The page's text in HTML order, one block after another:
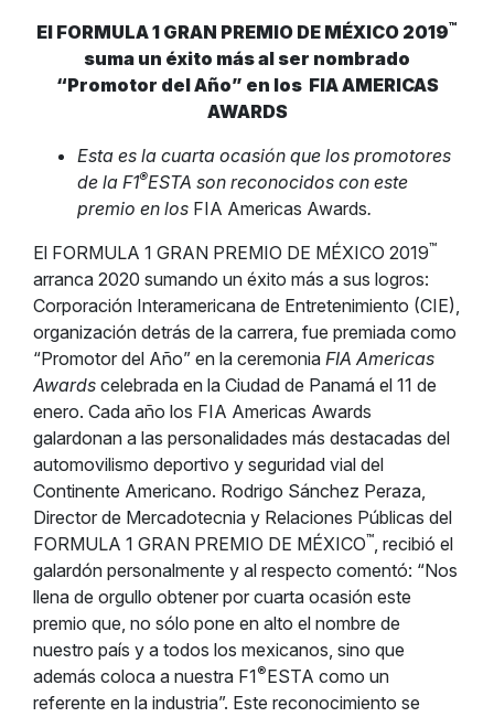
El FORMULA 1 GRAN PREMIO DE MÉXICO 2019™
suma un éxito más al ser nombrado
“Promotor del Año” en los FIA AMERICAS
AWARDS
Esta es la cuarta ocasión que los promotores
de la F1®ESTA son reconocidos con este
premio en los FIA Americas Awards.
El FORMULA 1 GRAN PREMIO DE MÉXICO 2019™
arranca 2020 sumando un éxito más a sus logros:
Corporación Interamericana de Entretenimiento (CIE),
organización detrás de la carrera, fue premiada como
“Promotor del Año” en la ceremonia FIA Americas
Awards celebrada en la Ciudad de Panamá el 11 de
enero. Cada año los FIA Americas Awards
galardonan a las personalidades más destacadas del
automovilismo deportivo y seguridad vial del
Continente Americano. Rodrigo Sánchez Peraza,
Director de Mercadotecnia y Relaciones Públicas del
FORMULA 1 GRAN PREMIO DE MÉXICO™, recibió el
galardón personalmente y al respecto comentó: “Nos
llena de orgullo obtener por cuarta ocasión este
premio que, no sólo pone en alto el nombre de
nuestro país y a todos los mexicanos, sino que
además coloca a nuestra F1®ESTA como un
referente en la industria”. Este reconocimiento se